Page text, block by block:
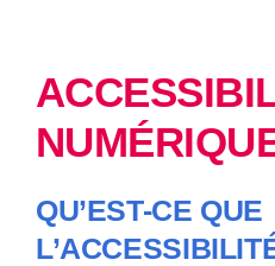
QU’EST-CE QUE